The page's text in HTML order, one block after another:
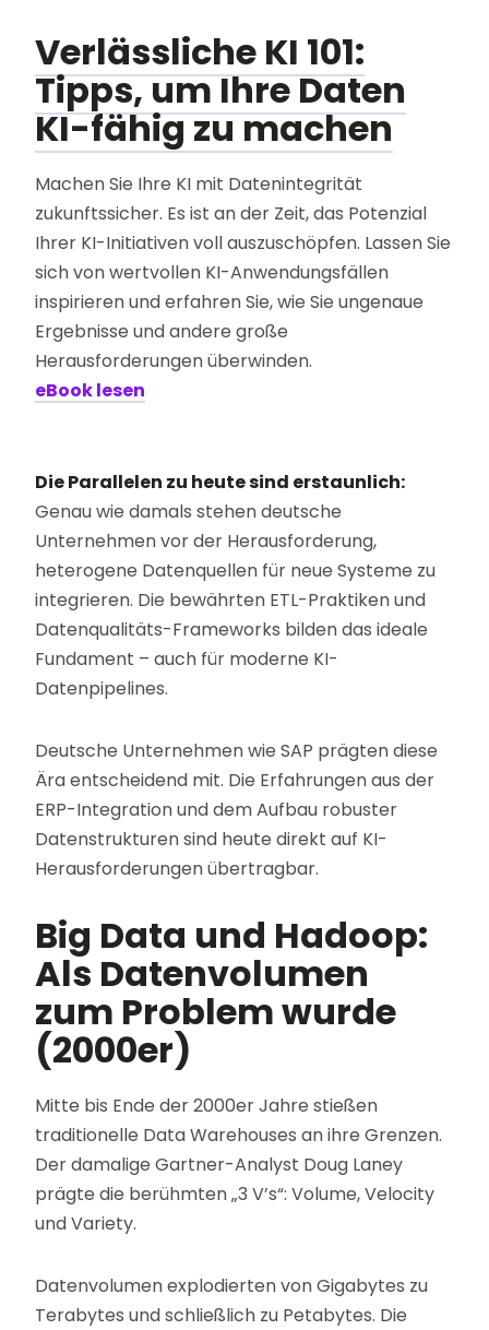
Verlässliche KI 101:
Tipps, um Ihre Daten
KI-fähig zu machen
Machen Sie Ihre KI mit Datenintegrität
zukunftssicher. Es ist an der Zeit, das Potenzial
Ihrer KI-Initiativen voll auszuschöpfen. Lassen Sie
sich von wertvollen KI-Anwendungsfällen
inspirieren und erfahren Sie, wie Sie ungenaue
Ergebnisse und andere große
Herausforderungen überwinden.
eBook lesen
Die Parallelen zu heute sind erstaunlich:
Genau wie damals stehen deutsche
Unternehmen vor der Herausforderung,
heterogene Datenquellen für neue Systeme zu
integrieren. Die bewährten ETL-Praktiken und
Datenqualitäts-Frameworks bilden das ideale
Fundament – auch für moderne KI-
Datenpipelines.
Deutsche Unternehmen wie SAP prägten diese
Ära entscheidend mit. Die Erfahrungen aus der
ERP-Integration und dem Aufbau robuster
Datenstrukturen sind heute direkt auf KI-
Herausforderungen übertragbar.
Big Data und Hadoop:
Als Datenvolumen
zum Problem wurde
(2000er)
Mitte bis Ende der 2000er Jahre stießen
traditionelle Data Warehouses an ihre Grenzen.
Der damalige Gartner-Analyst Doug Laney
prägte die berühmten „3 V’s“: Volume, Velocity
und Variety.
Datenvolumen explodierten von Gigabytes zu
Terabytes und schließlich zu Petabytes. Die